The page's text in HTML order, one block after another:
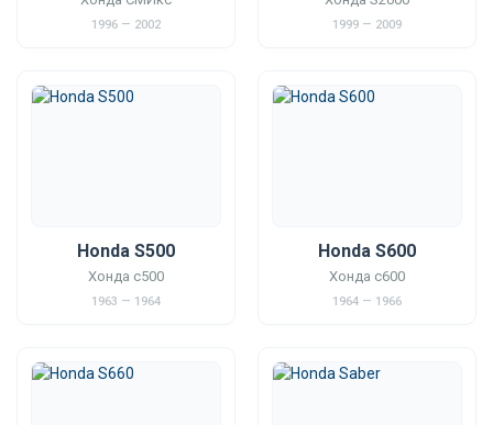
1996 — 2002 1999 — 2009
Honda S500
Хонда с500
1963 — 1964
Honda S600
Хонда с600
1964 — 1966